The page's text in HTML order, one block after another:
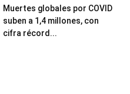
Muertes globales por COVID
suben a 1,4 millones, con
cifra récord...